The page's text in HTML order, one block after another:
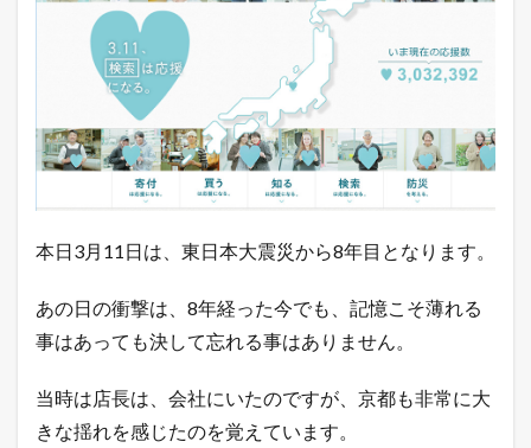
え
る
日
1.1
の
ツ
イ
タ
で
本日3月11日は、東日本大震災から8年目となります。
あの日の衝撃は、8年経った今でも、記憶こそ薄れる
事はあっても決して忘れる事はありません。
当時は店長は、会社にいたのですが、京都も非常に大
きな揺れを感じたのを覚えています。